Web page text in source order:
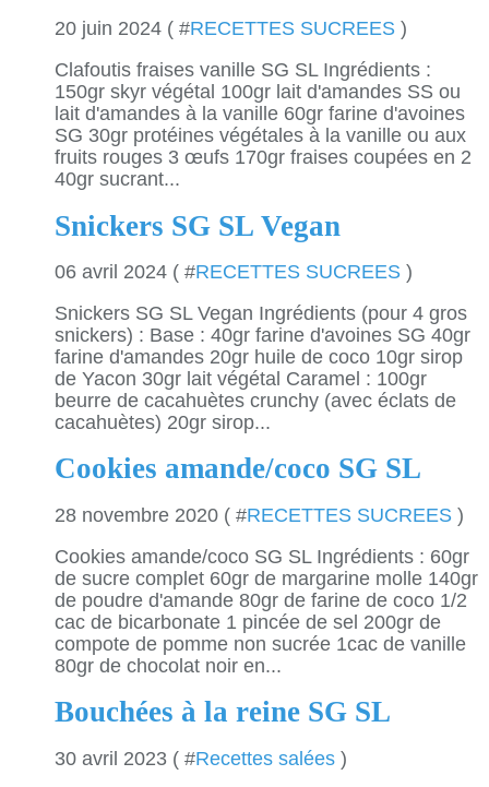
20 juin 2024 ( #RECETTES SUCREES )
Clafoutis fraises vanille SG SL Ingrédients :
150gr skyr végétal 100gr lait d'amandes SS ou
lait d'amandes à la vanille 60gr farine d'avoines
SG 30gr protéines végétales à la vanille ou aux
fruits rouges 3 œufs 170gr fraises coupées en 2
40gr sucrant...
Snickers SG SL Vegan
06 avril 2024 ( #RECETTES SUCREES )
Snickers SG SL Vegan Ingrédients (pour 4 gros
snickers) : Base : 40gr farine d'avoines SG 40gr
farine d'amandes 20gr huile de coco 10gr sirop
de Yacon 30gr lait végétal Caramel : 100gr
beurre de cacahuètes crunchy (avec éclats de
cacahuètes) 20gr sirop...
Cookies amande/coco SG SL
28 novembre 2020 ( #RECETTES SUCREES )
Cookies amande/coco SG SL Ingrédients : 60gr
de sucre complet 60gr de margarine molle 140gr
de poudre d'amande 80gr de farine de coco 1/2
cac de bicarbonate 1 pincée de sel 200gr de
compote de pomme non sucrée 1cac de vanille
80gr de chocolat noir en...
Bouchées à la reine SG SL
30 avril 2023 ( #Recettes salées )